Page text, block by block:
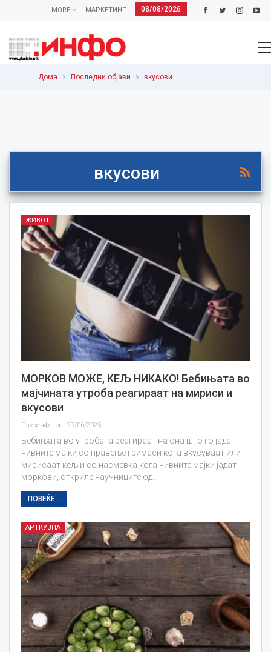
08/08/2026
МАРКЕТИНГ
MORE
Дома Последни објави вкусови
вкусови
ЖИВОТ
МОРКОВ МОЖЕ, КЕЉ НИКАКО! Бебињата во
мајчината утроба реагираат на мириси и
вкусови
Плусинфо 27/06/2025
Бебињата во утробата реагираат на она што го јадат
нивните мајки со правење гримаси кога вкусуваат или
мирисаат кељ и со насмевка кога нивните мајки јадат
моркови, откриле научниците од…
ПОВЕЌЕ...
АРТКУЈНА